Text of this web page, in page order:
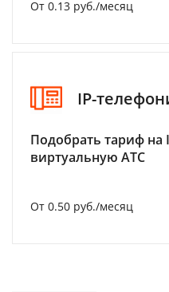
От 0.13 руб./месяц
IP-
Подобрать тариф на
виртуальную АТС
От 0.50 руб./месяц